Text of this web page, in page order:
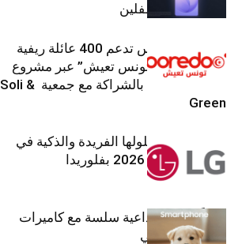
من أعين المتطفلين
Ooredoo تونس تدعم 400 عائلة ريفية
ضمن برنامج “تونس تعيش” عبر مشروع
تنموي مستدام بالشراكة مع جمعية Soli &
Green
إل جي تقدم حلولها الفريدة والذكية في
معرض (KBIS) 2026 بفلوريدا
قريباً: تجربة إبداعية سلسة مع كاميرات
أجهزة جالاكسي